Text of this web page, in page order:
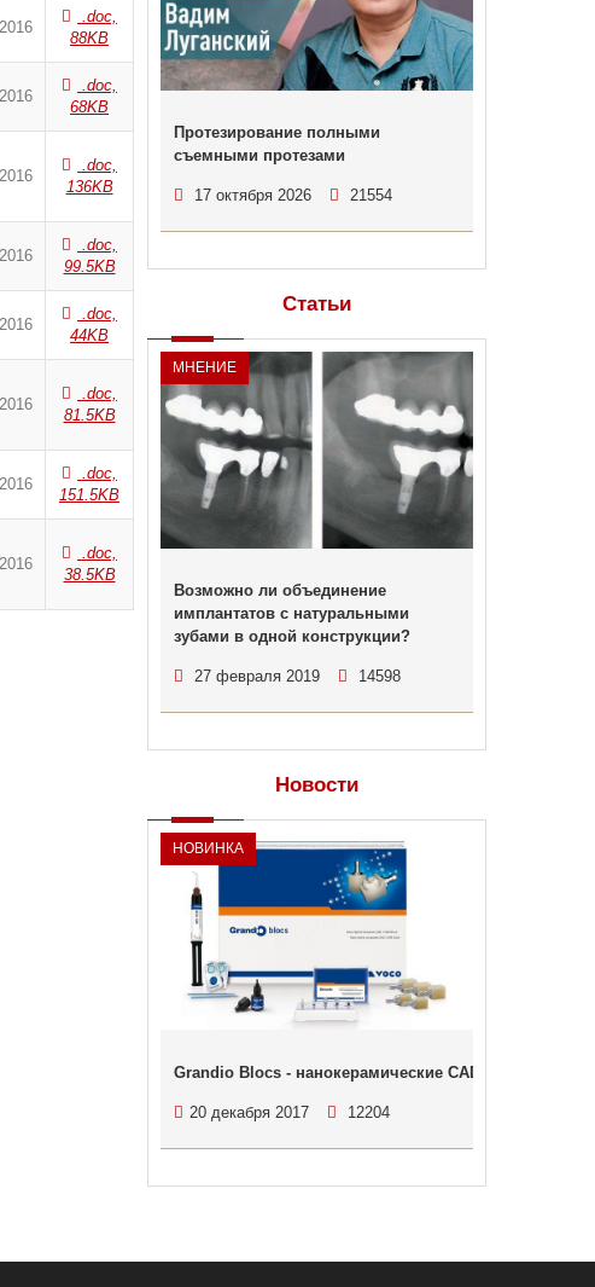
.doc,
88KB
.doc,
68KB
.doc,
136KB
.doc,
99.5KB
.doc,
44KB
.doc,
81.5KB
.doc,
151.5KB
.doc,
38.5KB
Протезирование полными
съемными протезами
17 октября 2026 21554
Статьи
МНЕНИЕ
Возможно ли объединение
имплантатов с натуральными
зубами в одной конструкции?
27 февраля 2019 14598
Новости
НОВИНКА
Grandio Blocs - нанокерамические CAD/CAM блоки
20 декабря 2017 12204